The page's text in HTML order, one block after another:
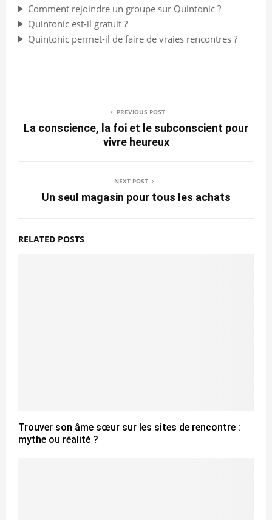
Comment rejoindre un groupe sur Quintonic ?
Quintonic est-il gratuit ?
Quintonic permet-il de faire de vraies rencontres ?
PREVIOUS POST
La conscience, la foi et le subconscient pour
vivre heureux
NEXT POST
Un seul magasin pour tous les achats
RELATED POSTS
Trouver son âme sœur sur les sites de rencontre :
mythe ou réalité ?